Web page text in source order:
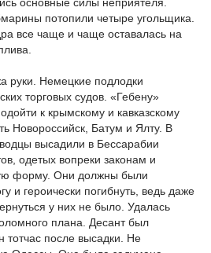
потопили четыре угольщика.
все чаще и чаще оставалась на
руки. Немецкие подлодки
торговых судов. «Гебену»
к крымскому и кавказскому
Новороссийск, Батум и Ялту. В
высадили в Бессарабии
одетых вопреки законам и
форму. Они должны были
и героически погибнуть, ведь даже
у них не было. Удалась
плана. Десант был
тотчас после высадки. Не